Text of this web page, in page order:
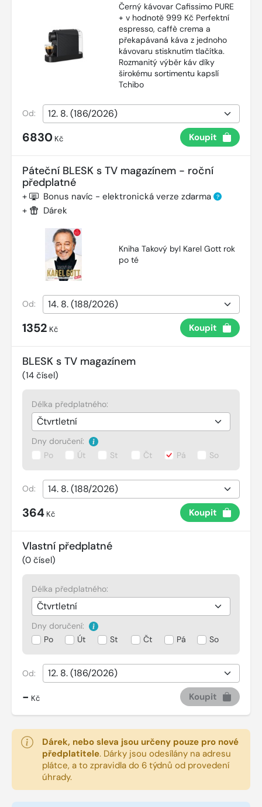
Černý kávovar Cafissimo PURE
+ v hodnotě 999 Kč Perfektní
espresso, caffè crema a
překapávaná káva z jednoho
kávovaru stisknutím tlačítka.
Rozmanitý výběr káv díky
širokému sortimentu kapslí
Tchibo
Od:
6830 Kč Koupit
Páteční BLESK s TV magazínem - roční
předplatné
+ Bonus navíc - elektronická verze zdarma ?
+ Dárek
Kniha Takový byl Karel Gott rok
po té
Od:
1352 Kč Koupit
BLESK s TV magazínem
(14 čísel)
Délka předplatného:
Dny doručení:
Po
Út St Čt Pá So
Od:
364 Kč Koupit
Vlastní předplatné
(0 čísel)
Délka předplatného:
Dny doručení:
Po
Út St Čt Pá So
Od:
- Kč Koupit
Dárek, nebo sleva jsou určeny pouze pro nové
předplatitele. Dárky jsou odesílány na adresu
plátce, a to zpravidla do 6 týdnů od provedení
úhrady.